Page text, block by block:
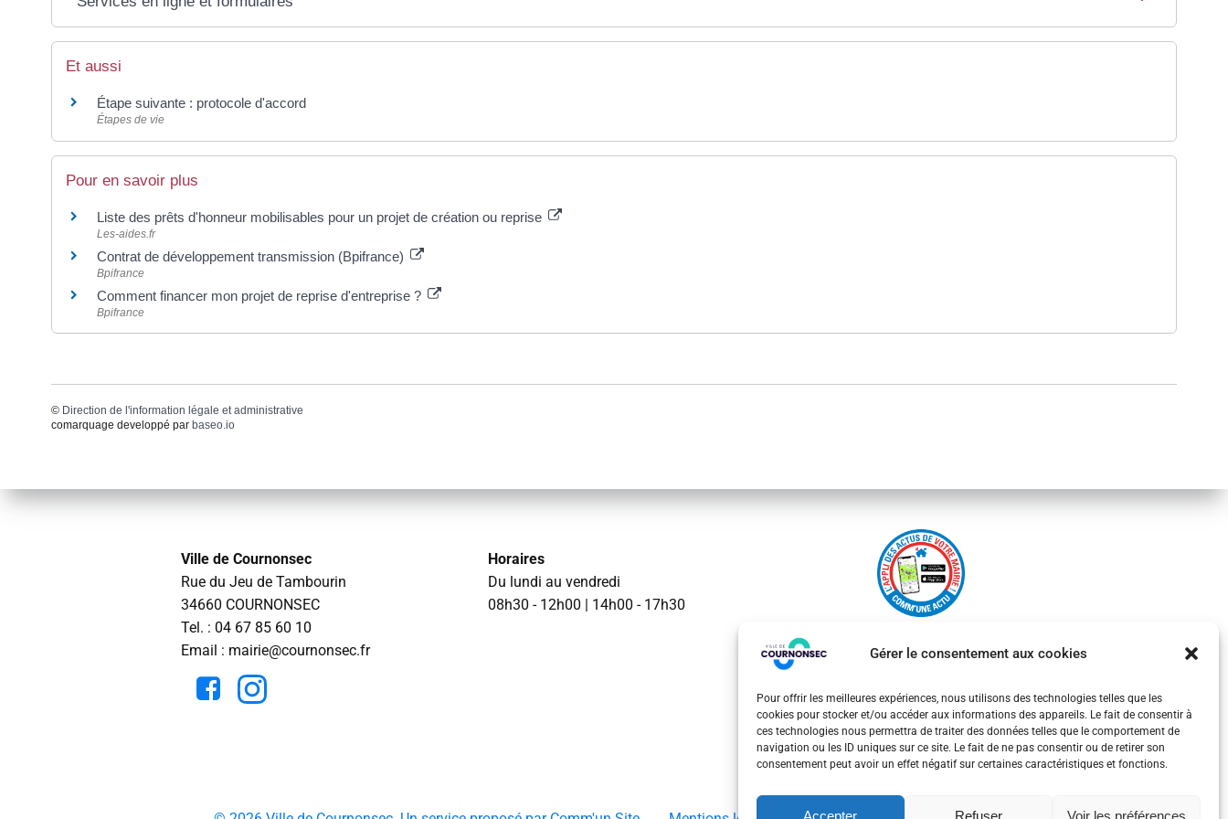
Gérer le consentement aux cookies
Pour offrir les meilleures expériences, nous utilisons des technologies telles que les
cookies pour stocker et/ou accéder aux informations des appareils. Le fait de consentir à
ces technologies nous permettra de traiter des données telles que le comportement de
navigation ou les ID uniques sur ce site. Le fait de ne pas consentir ou de retirer son
consentement peut avoir un effet négatif sur certaines caractéristiques et fonctions.
Accepter Refuser Voir les préférences
Et aussi
Étape suivante : protocole d'accord
Étapes de vie
Pour en savoir plus
Liste des prêts d'honneur mobilisables pour un projet de création ou reprise
Les-aides.fr
Contrat de développement transmission (Bpifrance)
Bpifrance
Comment financer mon projet de reprise d'entreprise ?
Bpifrance
© Direction de l'information légale et administrative
comarquage developpé par baseo.io
Ville de Cournonsec
Rue du Jeu de Tambourin
34660 COURNONSEC
Tel. : 04 67 85 60 10
Email : mairie@cournonsec.fr
Horaires
Du lundi au vendredi
08h30 - 12h00 | 14h00 - 17h30